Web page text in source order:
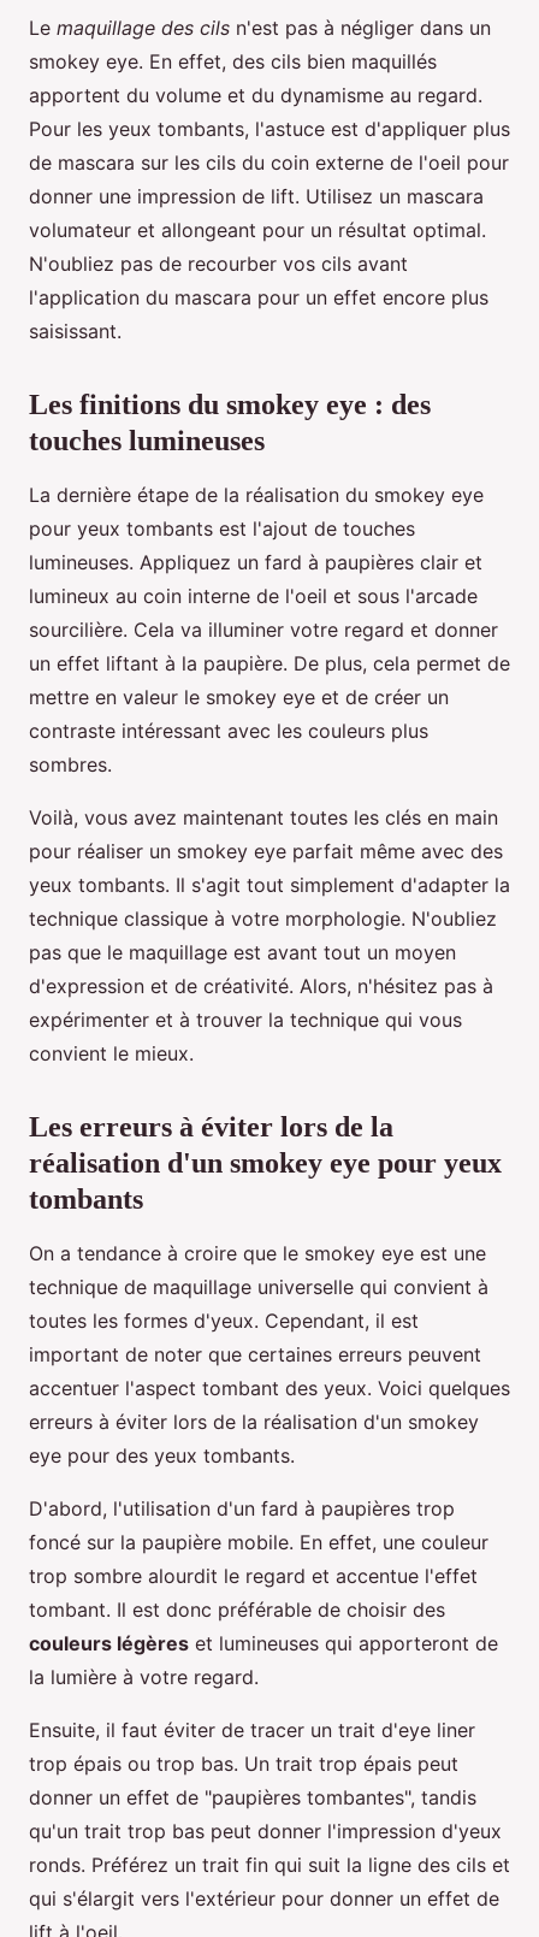
Le maquillage des cils n'est pas à négliger dans un
smokey eye. En effet, des cils bien maquillés
apportent du volume et du dynamisme au regard.
Pour les yeux tombants, l'astuce est d'appliquer plus
de mascara sur les cils du coin externe de l'oeil pour
donner une impression de lift. Utilisez un mascara
volumateur et allongeant pour un résultat optimal.
N'oubliez pas de recourber vos cils avant
l'application du mascara pour un effet encore plus
saisissant.
Les finitions du smokey eye : des
touches lumineuses
La dernière étape de la réalisation du smokey eye
pour yeux tombants est l'ajout de touches
lumineuses. Appliquez un fard à paupières clair et
lumineux au coin interne de l'oeil et sous l'arcade
sourcilière. Cela va illuminer votre regard et donner
un effet liftant à la paupière. De plus, cela permet de
mettre en valeur le smokey eye et de créer un
contraste intéressant avec les couleurs plus
sombres.
Voilà, vous avez maintenant toutes les clés en main
pour réaliser un smokey eye parfait même avec des
yeux tombants. Il s'agit tout simplement d'adapter la
technique classique à votre morphologie. N'oubliez
pas que le maquillage est avant tout un moyen
d'expression et de créativité. Alors, n'hésitez pas à
expérimenter et à trouver la technique qui vous
convient le mieux.
Les erreurs à éviter lors de la
réalisation d'un smokey eye pour yeux
tombants
On a tendance à croire que le smokey eye est une
technique de maquillage universelle qui convient à
toutes les formes d'yeux. Cependant, il est
important de noter que certaines erreurs peuvent
accentuer l'aspect tombant des yeux. Voici quelques
erreurs à éviter lors de la réalisation d'un smokey
eye pour des yeux tombants.
D'abord, l'utilisation d'un fard à paupières trop
foncé sur la paupière mobile. En effet, une couleur
trop sombre alourdit le regard et accentue l'effet
tombant. Il est donc préférable de choisir des
couleurs légères et lumineuses qui apporteront de
la lumière à votre regard.
Ensuite, il faut éviter de tracer un trait d'eye liner
trop épais ou trop bas. Un trait trop épais peut
donner un effet de "paupières tombantes", tandis
qu'un trait trop bas peut donner l'impression d'yeux
ronds. Préférez un trait fin qui suit la ligne des cils et
qui s'élargit vers l'extérieur pour donner un effet de